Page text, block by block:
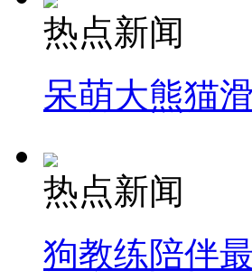
热点新闻
呆萌大熊猫
热点新闻
狗教练陪伴